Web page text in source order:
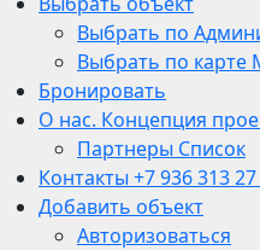
Выбрать по
Выбрать по карте
Бронировать
О нас. Концепция
Партнеры Список
Контакты +7 936 313
Добавить объект
Авторизоваться